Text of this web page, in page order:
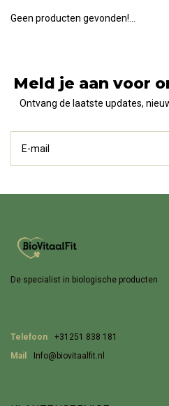
Geen producten gevonden!...
Meld je aan voor
Ontvang de laatste updates,
De specialist in biologische producten
Telefoon
+31251 838 181
Mail
Info@biovitaalfit.nl